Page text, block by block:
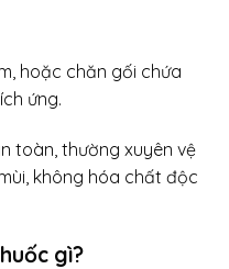
hoặc chăn gối chứa
ứng.
toàn, thường xuyên vệ
không hóa chất độc
gì?